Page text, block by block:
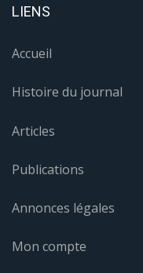
LIENS
Accueil
Histoire du journal
Articles
Publications
Annonces légales
Mon compte